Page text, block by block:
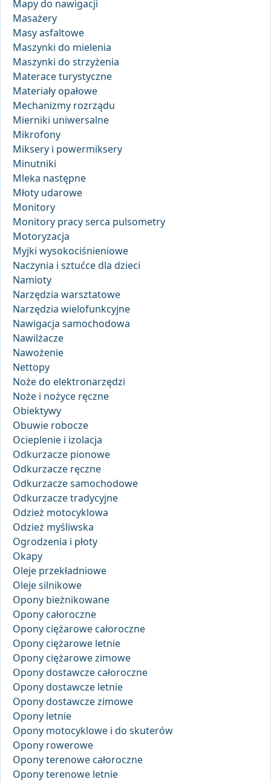
Mapy do nawigacji
Masażery
Masy asfaltowe
Maszynki do mielenia
Maszynki do strzyżenia
Materace turystyczne
Materiały opałowe
Mechanizmy rozrządu
Mierniki uniwersalne
Mikrofony
Miksery i powermiksery
Minutniki
Mleka następne
Młoty udarowe
Monitory
Monitory pracy serca pulsometry
Motoryzacja
Myjki wysokociśnieniowe
Naczynia i sztućce dla dzieci
Namioty
Narzędzia warsztatowe
Narzędzia wielofunkcyjne
Nawigacja samochodowa
Nawilżacze
Nawożenie
Nettopy
Noże do elektronarzędzi
Noże i nożyce ręczne
Obiektywy
Obuwie robocze
Ocieplenie i izolacja
Odkurzacze pionowe
Odkurzacze ręczne
Odkurzacze samochodowe
Odkurzacze tradycyjne
Odzież motocyklowa
Odzież myśliwska
Ogrodzenia i płoty
Okapy
Oleje przekładniowe
Oleje silnikowe
Opony bieżnikowane
Opony całoroczne
Opony ciężarowe całoroczne
Opony ciężarowe letnie
Opony ciężarowe zimowe
Opony dostawcze całoroczne
Opony dostawcze letnie
Opony dostawcze zimowe
Opony letnie
Opony motocyklowe i do skuterów
Opony rowerowe
Opony terenowe całoroczne
Opony terenowe letnie